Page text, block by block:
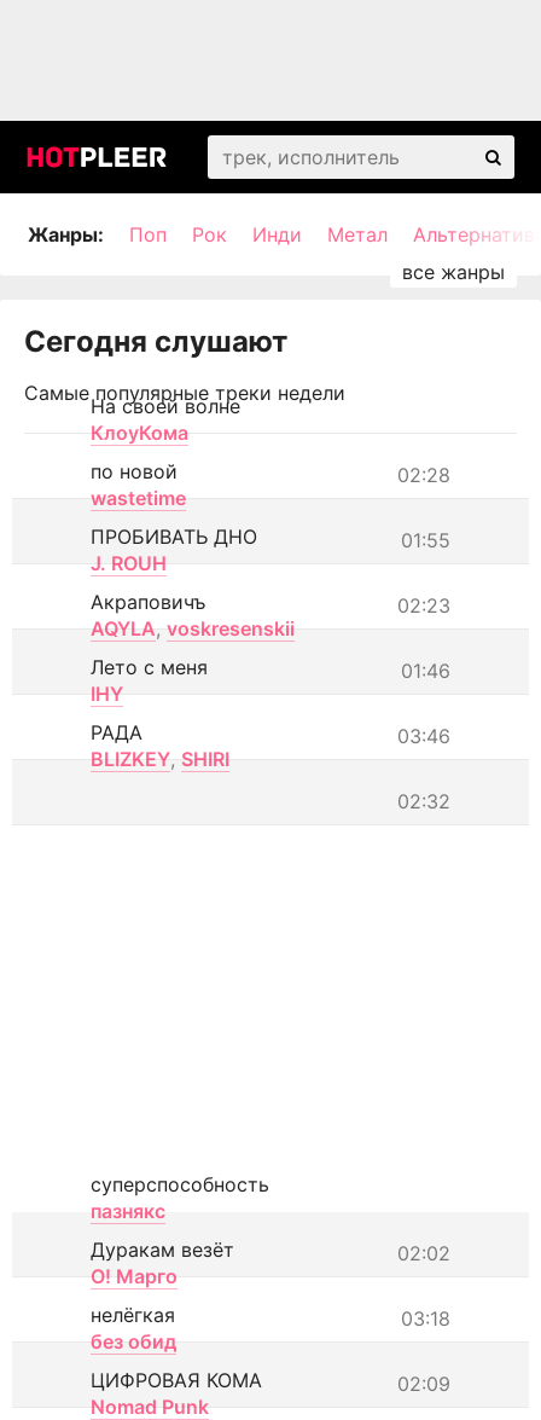
Жанры: Поп Рок Инди Метал
Сегодня слушают
Самые популярные треки недели
На своей волне
КлоуКома
02:28
по новой
wastetime
01:55
ПРОБИВАТЬ ДНО
J. ROUH
02:23
Акраповичъ
AQYLA, voskresenskii
01:46
Лето с меня
IHY
03:46
РАДА
BLIZKEY, SHIRI
02:32
суперспособность
пазнякс
02:02
Дуракам везёт
О! Марго
03:18
нелёгкая
без обид
02:09
ЦИФРОВАЯ КОМА
Nomad Punk